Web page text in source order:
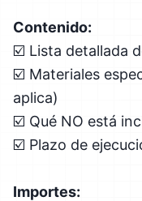
Contenido:
☑️ Lista detallada
☑️ Materiales
aplica)
☑️ Qué NO está
☑️ Plazo de
Importes: